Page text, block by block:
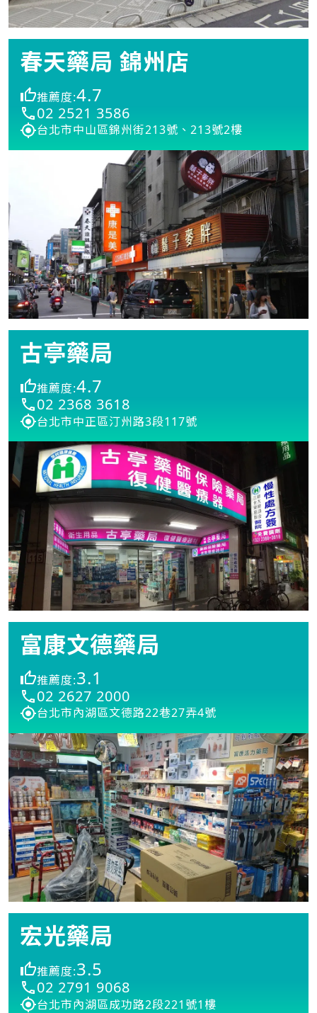
春天藥局 錦州店
推薦度:4.7
02 2521 3586
台北市中山區錦州街213號、213號2樓
古亭藥局
推薦度:4.7
02 2368 3618
台北市中正區汀州路3段117號
富康文德藥局
推薦度:3.1
02 2627 2000
台北市內湖區文德路22巷27弄4號
宏光藥局
推薦度:3.5
02 2791 9068
台北市內湖區成功路2段221號1樓